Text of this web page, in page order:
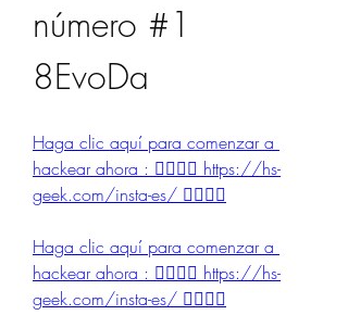
número #1
8EvoDa
Haga clic aquí para comenzar a
hackear ahora : 👉🏻👉🏻 https://hs-
geek.com/insta-es/ 👈🏻👈🏻
Haga clic aquí para comenzar a
hackear ahora : 👉🏻👉🏻 https://hs-
geek.com/insta-es/ 👈🏻👈🏻